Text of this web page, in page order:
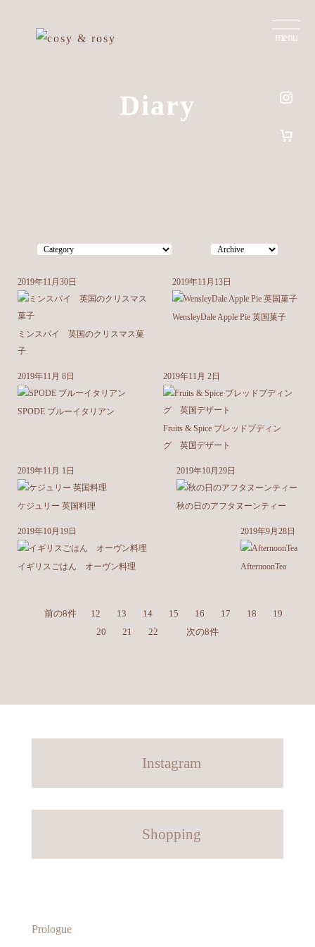
menu
Diary
2019年11月30日
ミンスパイ 英国のクリスマス菓
子
2019年11月13日
WensleyDale Apple Pie 英国菓子
2019年11月 8日
SPODE ブルーイタリアン
2019年11月 2日
Fruits & Spice ブレッドプディン
グ 英国デザート
2019年11月 1日
ケジュリー 英国料理
2019年10月29日
秋の日のアフタヌーンティー
2019年10月19日
イギリスごはん オーヴン料理
2019年9月28日
AfternoonTea
前の8件 12 13 14 15 16 17 18
19
20
21 22 次の8件
Instagram
Shopping
Prologue